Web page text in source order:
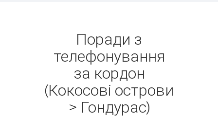
Поради з
телефонування
за кордон
(Кокосові острови
> Гондурас)